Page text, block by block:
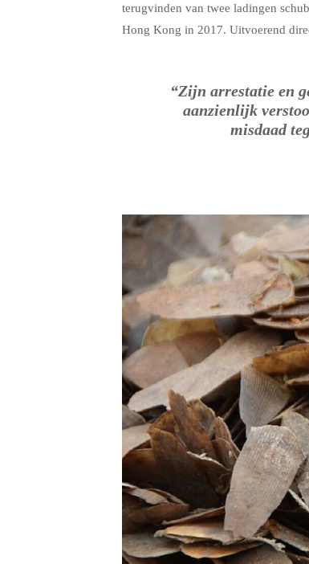
terugvinden van twee ladingen
Hong Kong in 2017. Uitvoerend
“Zijn arrestatie en
aanzienlijk
misdaad